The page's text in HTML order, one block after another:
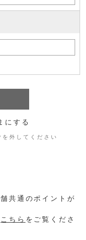
にする
外してください
共通のポイントが
こちら をご覧くださ